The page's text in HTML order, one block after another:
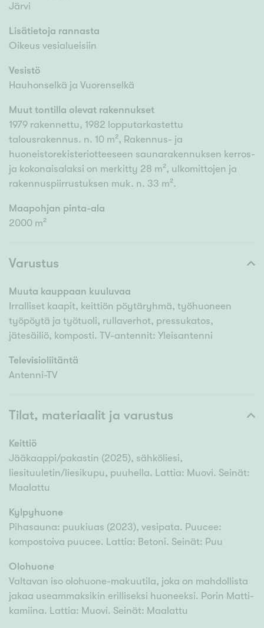
Järvi
Lisätietoja rannasta
Oikeus vesialueisiin
Vesistö
Hauhonselkä ja Vuorenselkä
Muut tontilla olevat rakennukset
1979 rakennettu, 1982 lopputarkastettu
talousrakennus. n. 10 m², Rakennus- ja
huoneistorekisteriotteeseen saunarakennuksen kerros-
ja kokonaisalaksi on merkitty 28 m², ulkomittojen ja
rakennuspiirrustuksen muk. n. 33 m².
Maapohjan pinta-ala
2000 m²
Varustus
Muuta kauppaan kuuluvaa
Irralliset kaapit, keittiön pöytäryhmä, työhuoneen
työpöytä ja työtuoli, rullaverhot, pressukatos,
jätesäiliö, komposti. TV-antennit: Yleisantenni
Televisioliitäntä
Antenni-TV
Tilat, materiaalit ja varustus
Keittiö
Jääkaappi/pakastin (2025), sähköliesi,
liesituuletin/liesikupu, puuhella. Lattia: Muovi. Seinät:
Maalattu
Kylpyhuone
Pihasauna: puukiuas (2023), vesipata. Puucee:
kompostoiva puucee. Lattia: Betoni. Seinät: Puu
Olohuone
Valtavan iso olohuone-makuutila, joka on mahdollista
jakaa useammaksikin erilliseksi huoneeksi. Porin Matti-
kamiina. Lattia: Muovi. Seinät: Maalattu